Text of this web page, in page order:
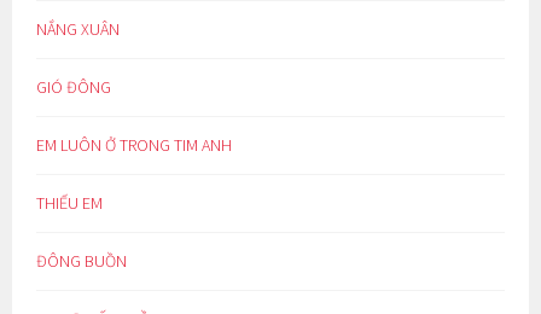
NẮNG XUÂN
GIÓ ĐÔNG
EM LUÔN Ở TRONG TIM ANH
THIẾU EM
ĐÔNG BUỒN